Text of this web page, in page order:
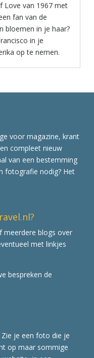
Love van 1967 met
fan van de
bloemen in je haar?
in je
op te nemen.
voor magazine, krant
compleet nieuw
van een bestemming
fotografie nodig? Het
meerdere blogs over
met linkjes
bespreken de
je een foto die je
op maar sommige